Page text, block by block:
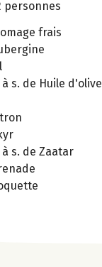
personnes
frais
à s. de Huile d'olive
à s. de Zaatar